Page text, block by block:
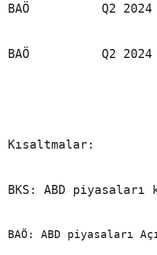
BAÖ          Q2 2024
BAÖ          Q2 2024
Kısaltmalar:
BKS: ABD piyasaları
BAÖ: ABD piyasaları